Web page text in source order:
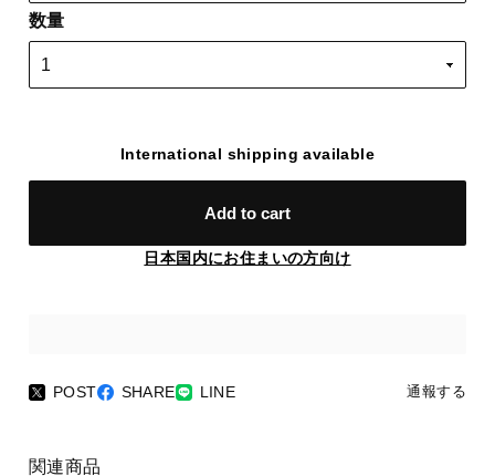
数量
International shipping available
Add to cart
日本国内にお住まいの方向け
POST SHARE LINE 通報する
関連商品